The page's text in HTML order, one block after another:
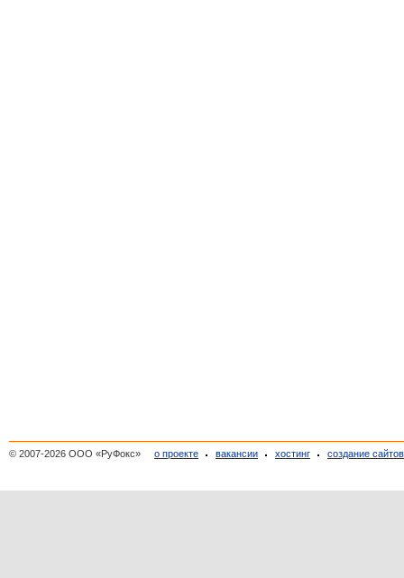
© 2007-2026 ООО «РуФокс» о проекте вакансии хостинг создание сайтов